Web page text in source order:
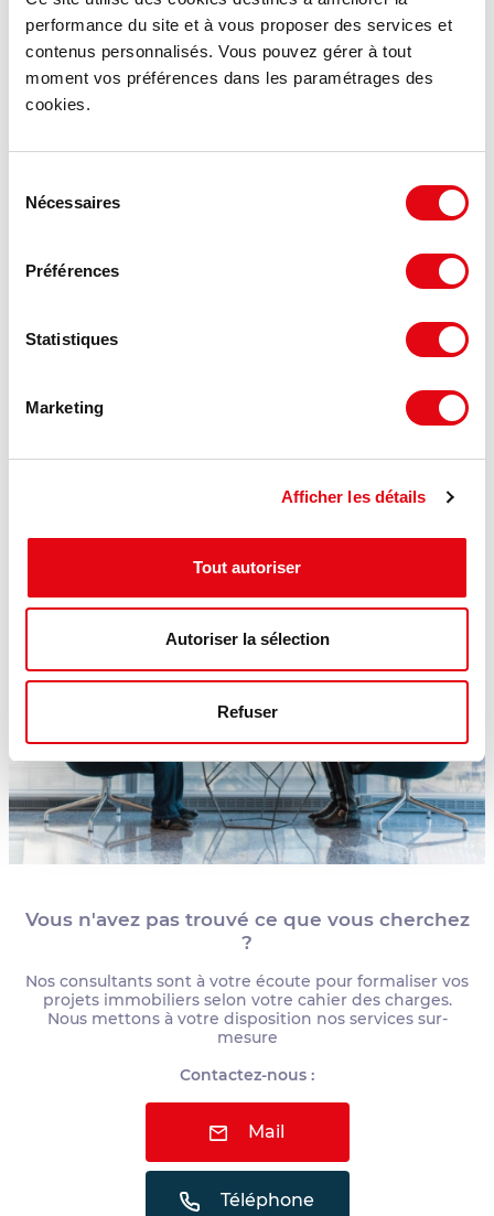
performance du site et à vous proposer des services et
contenus personnalisés. Vous pouvez gérer à tout
moment vos préférences dans les paramétrages des
cookies.
Nécessaires
Préférences
Statistiques
Marketing
Afficher les détails
Tout autoriser
Autoriser la sélection
Refuser
Vente Commerces UZEL
Divisible dès 100 m²
Vous n'avez pas trouvé ce que vous cherchez
?
Nos consultants sont à votre écoute pour formaliser vos
projets immobiliers selon votre cahier des charges.
Nous mettons à votre disposition nos services sur-
mesure
Contactez-nous :
Mail
Téléphone